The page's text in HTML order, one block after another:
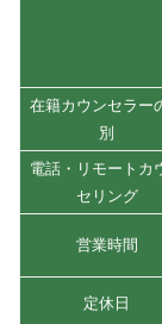
在籍カウンセラー
別
電話・リモートカ
セリング
営業時間
定休日